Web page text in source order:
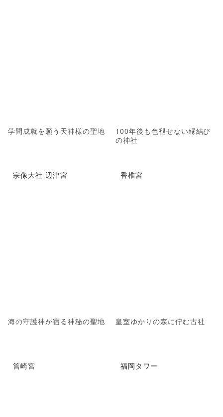
学問成就を願う天神様の聖地
100年後も色褪せない縁結び
の神社
宗像大社 辺津宮
海の守護神が宿る神秘の聖地
香椎宮
皇室ゆかりの森に佇む古社
筥崎宮 福岡タワー